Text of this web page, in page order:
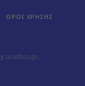
ΟΡΟΙ ΧΡΗΣΗΣ
anattica.gr.